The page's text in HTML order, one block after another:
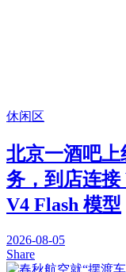
休闲区
北京一酒吧上
务，到店连接
V4 Flash 模型
2026-08-05
Share